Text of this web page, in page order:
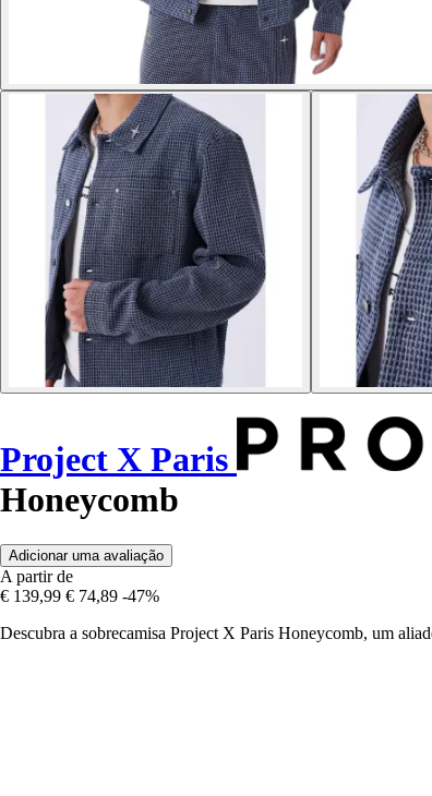
Project X Paris
Honeycomb
Adicionar uma avaliação
A partir de
€ 139,99 € 74,89 -47%
Descubra a sobrecamisa Project X Paris Honeycomb, um